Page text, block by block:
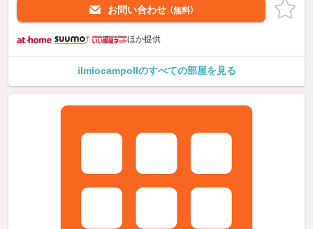
お問い合わせ （無料）
ほか提供
ilmiocampoIIのすべての部屋を見る